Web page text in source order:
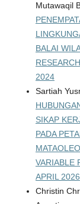
Mutawaqil
BALAI
2024
Sartiah
SIKAP
PADA
VARIABLE
APRIL 2026
Christin